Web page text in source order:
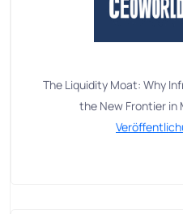
The Liquidity Moat: Why
the New Frontier